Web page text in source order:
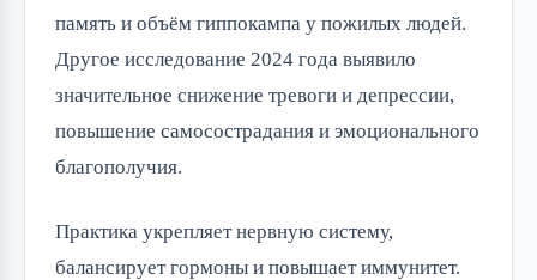
память и объём гиппокампа у пожилых людей.
Другое исследование 2024 года выявило
значительное снижение тревоги и депрессии,
повышение самосострадания и эмоционального
благополучия.
Практика укрепляет нервную систему,
балансирует гормоны и повышает иммунитет.